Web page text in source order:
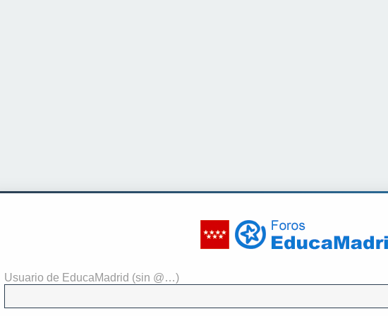
Identificarse
Usuario de EducaMadrid (sin @…)